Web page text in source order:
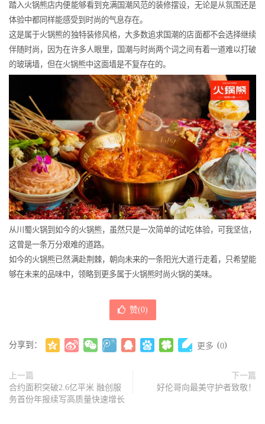
踏入火锅熊店内便能够看到充满国潮风范的装修摆设，无论是从氛围还是
体验中都同样能感受到时尚的气息存在。
这是属于火锅熊的独特装修风格，大多数追求国潮的店面都不会选择继续
伴随时尚，因为在许多人眼里，国潮与时尚两个词之间有着一道难以打破
的玻璃墙，但在火锅熊中这面墙是不复存在的。
从川蜀火锅到如今的火锅熊，虽然只是一次简单的试吃体验，可我坚信，
这曾是一条万分艰难的道路。
如今的火锅熊已然满赴荆棘，朝向未来的一条阳光大道行走着，只希望能
够在未来的品味中，领略到更多属于火锅熊时尚火锅的美味。
赞(0)
分享到： 更多 (0)
上一篇
合约面积突破2.6亿平米 融创服
务首份年报续写高质量快速增长
下一篇
好伦哥向最美守护者致敬！